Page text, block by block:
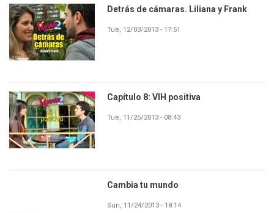
Detrás de cámaras. Liliana y Frank
Tue, 12/03/2013 - 17:51
Capítulo 8: VIH positiva
Tue, 11/26/2013 - 08:43
Cambia tu mundo
Sun, 11/24/2013 - 18:14